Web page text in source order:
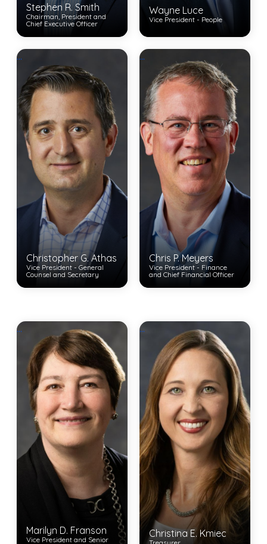
Stephen R. Smith
Chairman, President and
Chief Executive Officer
Wayne Luce
Vice President - People
...
Christopher G. Athas
Vice President - General
Counsel and Secretary
...
Chris P. Meyers
Vice President - Finance
and Chief Financial Officer
...
Marilyn D. Franson
Vice President and Senior
...
Christina E. Kmiec